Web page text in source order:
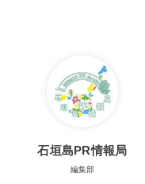
石垣島PR情報局
編集部